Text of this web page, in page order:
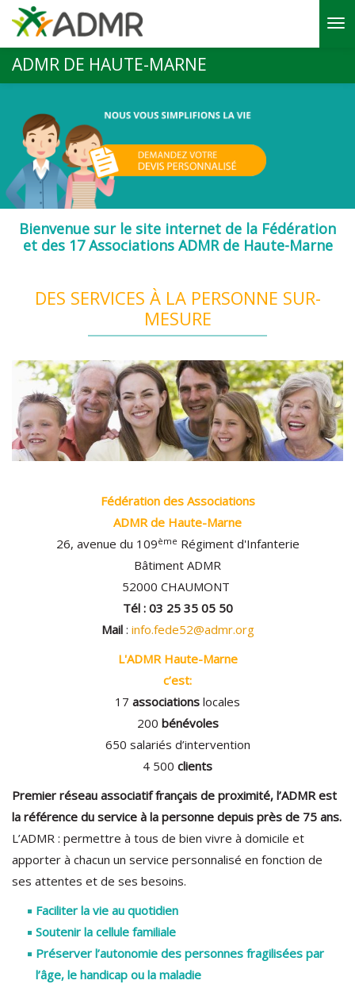
Aller au contenu principal
ADMR DE HAUTE-MARNE
Bienvenue sur le site internet de la Fédération
et des 17 Associations ADMR de Haute-Marne
DES SERVICES À LA PERSONNE SUR-
MESURE
Fédération des Associations
ADMR de Haute-Marne
26, avenue du 109ème Régiment d'Infanterie
Bâtiment ADMR
52000 CHAUMONT
Tél : 03 25 35 05 50
Mail: info.fede52@admr.org
L'ADMR Haute-Marne
c’est:
17 associations locales
200 bénévoles
650 salariés d’intervention
4 500 clients
Premier réseau associatif français de proximité, l’ADMR est
la référence du service à la personne depuis près de 75 ans.
L’ADMR : permettre à tous de bien vivre à domicile et
apporter à chacun un service personnalisé en fonction de
ses attentes et de ses besoins.
Faciliter la vie au quotidien
Soutenir la cellule familiale
Préserver l’autonomie des personnes fragilisées par
l’âge, le handicap ou la maladie